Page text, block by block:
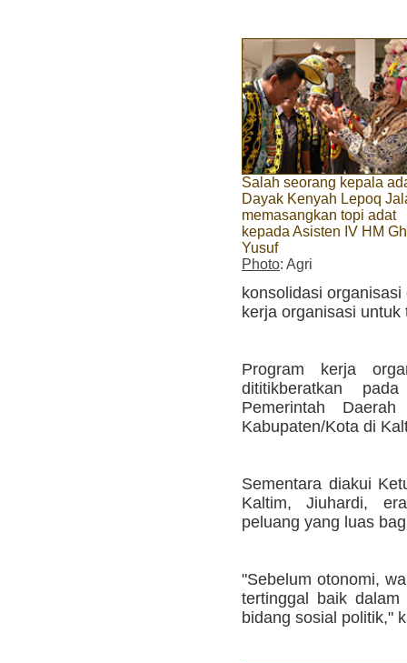
Salah seorang kepala
Dayak Kenyah Lepoq
memasangkan topi adat
kepada Asisten IV HM
Yusuf
Photo: Agri
konsolidasi
kerja organisasi
Program kerja
dititikberatkan
Pemerintah
Kabupaten/Kota di
Sementara diakui
Kaltim, Jiuhardi,
peluang yang luas
"Sebelum otonomi,
tertinggal baik
bidang sosial politik,"